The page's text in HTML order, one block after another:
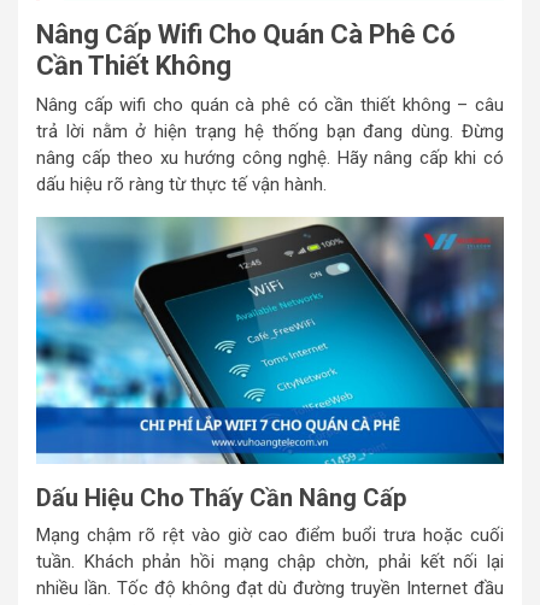
Nâng Cấp Wifi Cho Quán Cà Phê Có
Cần Thiết Không
Nâng cấp wifi cho quán cà phê có cần thiết không – câu
trả lời nằm ở hiện trạng hệ thống bạn đang dùng. Đừng
nâng cấp theo xu hướng công nghệ. Hãy nâng cấp khi có
dấu hiệu rõ ràng từ thực tế vận hành.
Dấu Hiệu Cho Thấy Cần Nâng Cấp
Mạng chậm rõ rệt vào giờ cao điểm buổi trưa hoặc cuối
tuần. Khách phản hồi mạng chập chờn, phải kết nối lại
nhiều lần. Tốc độ không đạt dù đường truyền Internet đầu